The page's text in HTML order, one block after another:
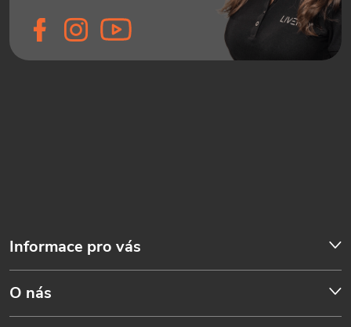
Informace pro vás
O nás